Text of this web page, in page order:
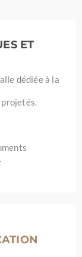
ET
dédiée à la